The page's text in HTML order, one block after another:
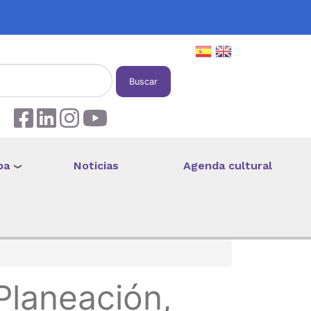
Buscar
Noticias Agenda cultural